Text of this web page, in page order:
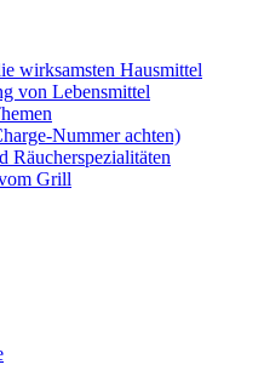
wirksamsten Hausmittel
von Lebensmittel
Nummer achten)
Grill